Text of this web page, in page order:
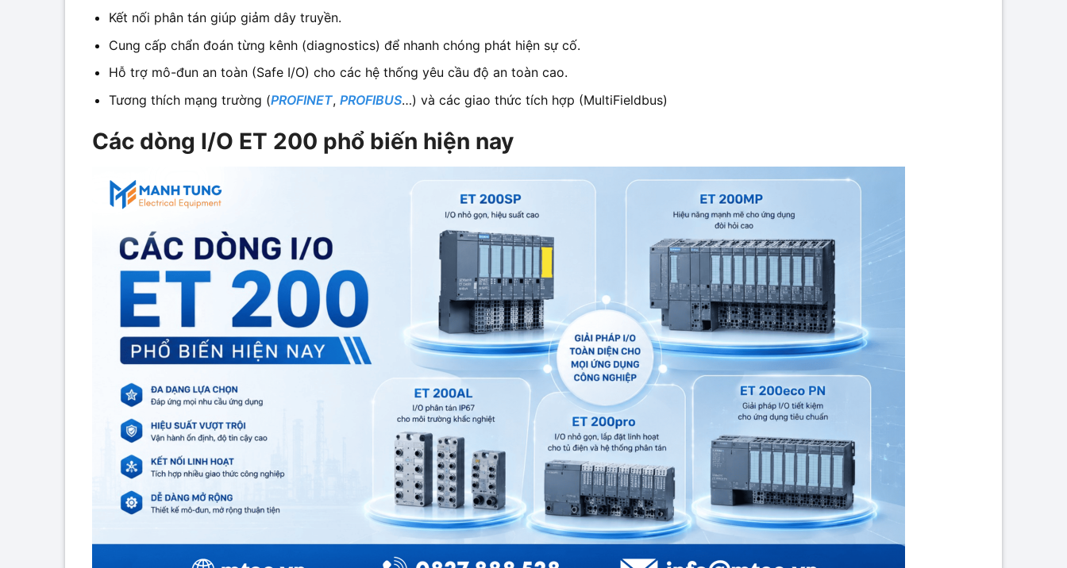
Kết nối phân tán giúp giảm dây truyền.
Cung cấp chẩn đoán từng kênh (diagnostics) để nhanh chóng phát hiện sự cố.
Hỗ trợ mô-đun an toàn (Safe I/O) cho các hệ thống yêu cầu độ an toàn cao.
Tương thích mạng trường (PROFINET, PROFIBUS…) và các giao thức tích hợp (MultiFieldbus)
Các dòng I/O ET 200 phổ biến hiện nay